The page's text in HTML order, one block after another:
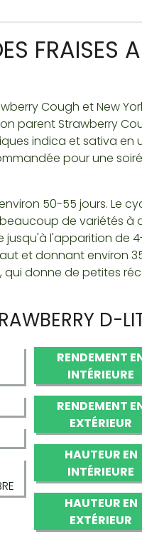
FRAISES
Cough et New
parent Strawberry
indica et sativa en
pour une
50-55 jours. Le
de variétés à
l'apparition de
et donnant environ
qui donne de petites
D-
RENDEMENT
INTÉRIEURE
RENDEMENT
EXTÉRIEUR
HAUTEUR EN
INTÉRIEURE
HAUTEUR EN
EXTÉRIEUR